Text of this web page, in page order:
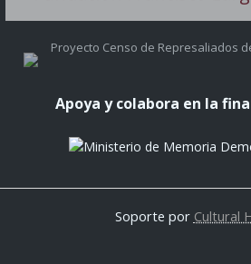
Proyecto Censo de Represaliados
Apoya y colabora en la
Soporte por Cultural